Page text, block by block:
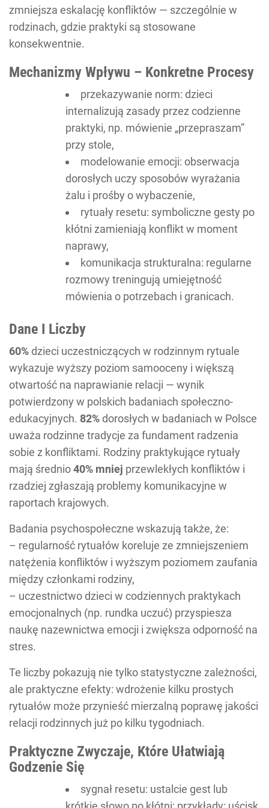
zmniejsza eskalację konfliktów — szczególnie w
rodzinach, gdzie praktyki są stosowane
konsekwentnie.
Mechanizmy Wpływu – Konkretne Procesy
przekazywanie norm: dzieci
internalizują zasady przez codzienne
praktyki, np. mówienie „przepraszam”
przy stole,
modelowanie emocji: obserwacja
dorosłych uczy sposobów wyrażania
żalu i prośby o wybaczenie,
rytuały resetu: symboliczne gesty po
kłótni zamieniają konflikt w moment
naprawy,
komunikacja strukturalna: regularne
rozmowy treningują umiejętność
mówienia o potrzebach i granicach.
Dane I Liczby
60% dzieci uczestniczących w rodzinnym rytuale
wykazuje wyższy poziom samooceny i większą
otwartość na naprawianie relacji — wynik
potwierdzony w polskich badaniach społeczno-
edukacyjnych. 82% dorosłych w badaniach w Polsce
uważa rodzinne tradycje za fundament radzenia
sobie z konfliktami. Rodziny praktykujące rytuały
mają średnio40% mniej przewlekłych konfliktów i
rzadziej zgłaszają problemy komunikacyjne w
raportach krajowych.
Badania psychospołeczne wskazują także, że:
– regularność rytuałów koreluje ze zmniejszeniem
natężenia konfliktów i wyższym poziomem zaufania
między członkami rodziny,
– uczestnictwo dzieci w codziennych praktykach
emocjonalnych (np. rundka uczuć) przyspiesza
naukę nazewnictwa emocji i zwiększa odporność na
stres.
Te liczby pokazują nie tylko statystyczne zależności,
ale praktyczne efekty: wdrożenie kilku prostych
rytuałów może przynieść mierzalną poprawę jakości
relacji rodzinnych już po kilku tygodniach.
Praktyczne Zwyczaje, Które Ułatwiają
Godzenie Się
sygnał resetu: ustalcie gest lub